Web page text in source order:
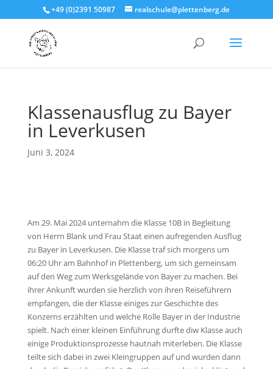
+49 (0)2391 50987 realschule@plettenberg.de
Klassenausflug zu Bayer
in Leverkusen
Juni 3, 2024
Am 29. Mai 2024 unternahm die Klasse 10B in Begleitung
von Herrn Blank und Frau Staat einen aufregenden Ausflug
zu Bayer in Leverkusen. Die Klasse traf sich morgens um
06:20 Uhr am Bahnhof in Plettenberg, um sich gemeinsam
auf den Weg zum Werksgelände von Bayer zu machen. Bei
ihrer Ankunft wurden sie herzlich von ihren Reiseführern
empfangen, die der Klasse einiges zur Geschichte des
Konzerns erzählten und welche Rolle Bayer in der Industrie
spielt. Nach einer kleinen Einführung durfte diw Klasse auch
einige Produktionsprozesse hautnah miterleben. Die Klasse
teilte sich dabei in zwei Kleingruppen auf und wurden dann